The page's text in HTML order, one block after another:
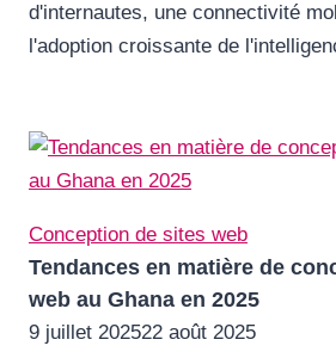
d'internautes, une connectivité
l'adoption croissante de
Conception de sites web
Tendances en matière de
web au Ghana en 2025
9 juillet 202522 août 2025